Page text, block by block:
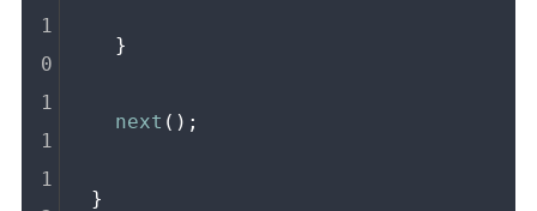
    }
next ();
  }